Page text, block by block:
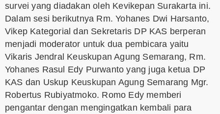
survei yang diadakan oleh Kevikepan Surakarta ini.
Dalam sesi berikutnya Rm. Yohanes Dwi Harsanto,
Vikep Kategorial dan Sekretaris DP KAS berperan
menjadi moderator untuk dua pembicara yaitu
Vikaris Jendral Keuskupan Agung Semarang, Rm.
Yohanes Rasul Edy Purwanto yang juga ketua DP
KAS dan Uskup Keuskupan Agung Semarang Mgr.
Robertus Rubiyatmoko. Romo Edy memberi
pengantar dengan mengingatkan kembali para